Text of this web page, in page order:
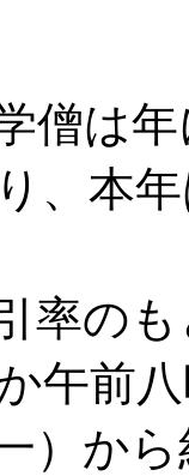
僧は年
、本
率のも
午前
）か